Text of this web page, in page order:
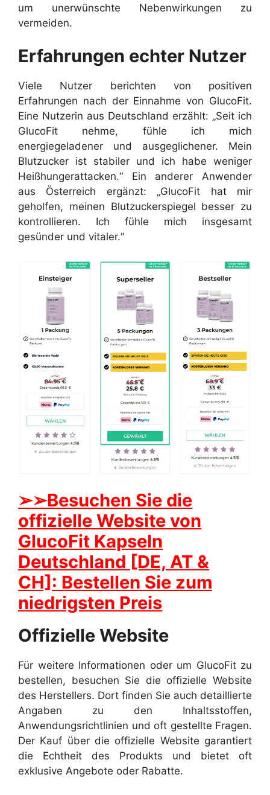
um unerwünschte Nebenwirkungen zu
vermeiden.
Erfahrungen echter Nutzer
Viele Nutzer berichten von positiven
Erfahrungen nach der Einnahme von GlucoFit.
Eine Nutzerin aus Deutschland erzählt: „Seit ich
GlucoFit nehme, fühle ich mich
energiegeladener und ausgeglichener. Mein
Blutzucker ist stabiler und ich habe weniger
Heißhungerattacken.“ Ein anderer Anwender
aus Österreich ergänzt: „GlucoFit hat mir
geholfen, meinen Blutzuckerspiegel besser zu
kontrollieren. Ich fühle mich insgesamt
gesünder und vitaler.“
➢➢Besuchen Sie die
offizielle Website von
GlucoFit Kapseln
Deutschland [DE, AT &
CH]: Bestellen Sie zum
niedrigsten Preis
Offizielle Website
Für weitere Informationen oder um GlucoFit zu
bestellen, besuchen Sie die offizielle Website
des Herstellers. Dort finden Sie auch detaillierte
Angaben zu den Inhaltsstoffen,
Anwendungsrichtlinien und oft gestellte Fragen.
Der Kauf über die offizielle Website garantiert
die Echtheit des Produkts und bietet oft
exklusive Angebote oder Rabatte.